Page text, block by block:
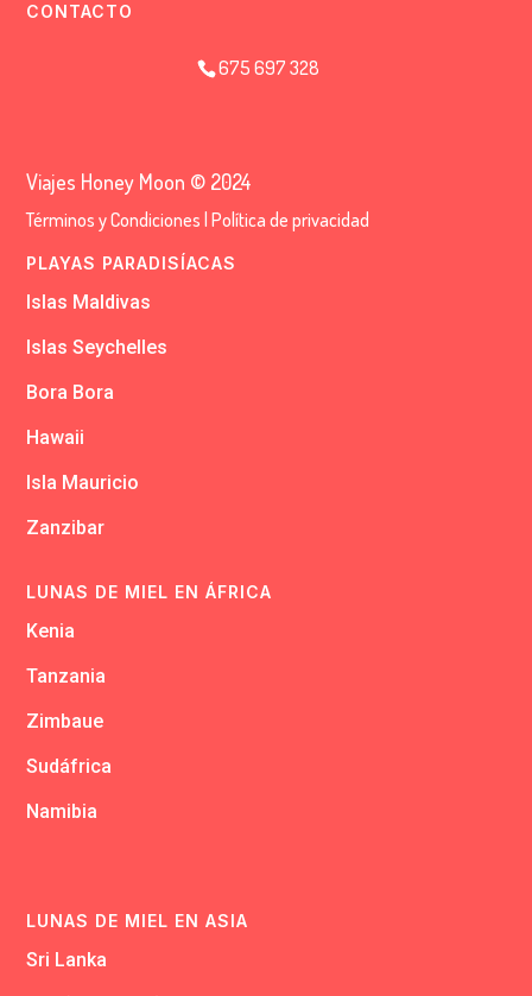
CONTACTO
675 697 328
Viajes Honey Moon © 2024
Términos y Condiciones |Política de privacidad
PLAYAS PARADISÍACAS
Islas Maldivas
Islas Seychelles
Bora Bora
Hawaii
Isla Mauricio
Zanzibar
LUNAS DE MIEL EN ÁFRICA
Kenia
Tanzania
Zimbaue
Sudáfrica
Namibia
LUNAS DE MIEL EN ASIA
Sri Lanka